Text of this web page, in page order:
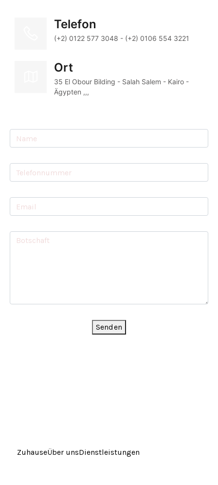
Telefon
(+2) 0122 577 3048 - (+2) 0106 554 3221
Ort
35 El Obour Bilding - Salah Salem - Kairo -
Ägypten ,,,
Senden
ZuhauseÜber unsDienstleistungen